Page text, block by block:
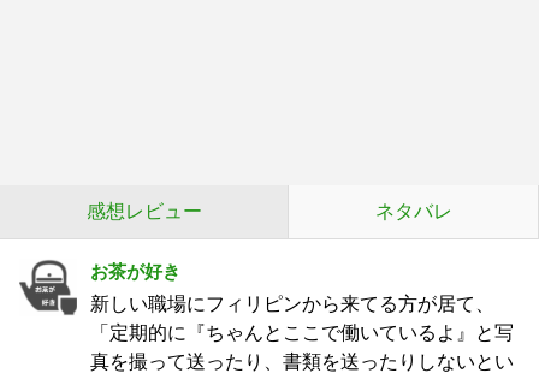
感想レビュー ネタバレ
お茶が好き
新しい職場にフィリピンから来てる方が居て、
「定期的に『ちゃんとここで働いているよ』と写
真を撮って送ったり、書類を送ったりしないとい